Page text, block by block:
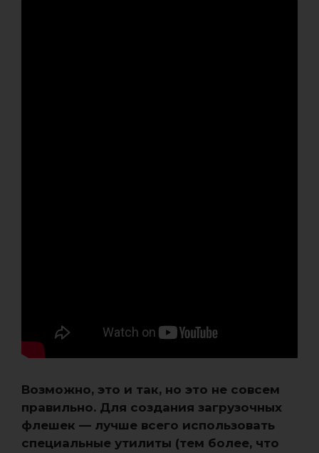
Возможно, это и так, но это не совсем
правильно. Для создания загрузочных
флешек — лучше всего использовать
специальные утилиты (тем более, что